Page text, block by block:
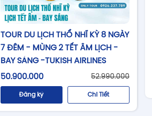
TOUR DU LỊCH THỔ NHĨ KỲ 8 NGÀY
7 ĐÊM - MÙNG 2 TẾT ÂM LỊCH -
BAY SÁNG -TUKISH AIRLINES
50.900.000
52.990.000
Đăng ký Chi Tiết